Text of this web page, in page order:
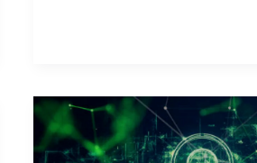
Les
attaques